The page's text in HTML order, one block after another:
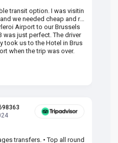
transit option. I was visitin
we needed cheap and re
Airport to our Brussels
just perfect. The driver
took us to the Hotel in Brus
when the trip was over.
transfers. • Top all round